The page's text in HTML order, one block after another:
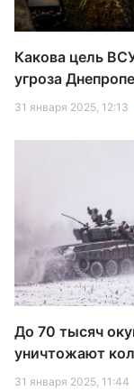
Какова цель
угроза
31 января 2025, 12:13
До 70 тысяч
уничтожают
31 января 2025, 11:44